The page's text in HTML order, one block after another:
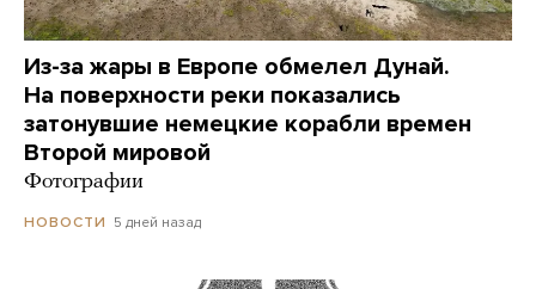
Из-за жары в Европе обмелел Дунай.
На поверхности реки показались
затонувшие немецкие корабли времен
Второй мировой
Фотографии
НОВОСТИ 5 дней назад